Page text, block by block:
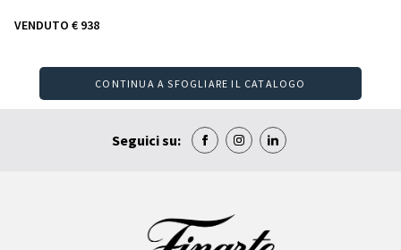
VENDUTO € 938
CONTINUA A SFOGLIARE IL CATALOGO
Seguici su: